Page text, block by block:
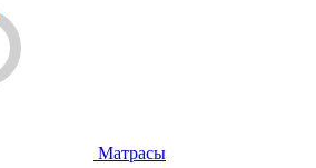
Матрасы